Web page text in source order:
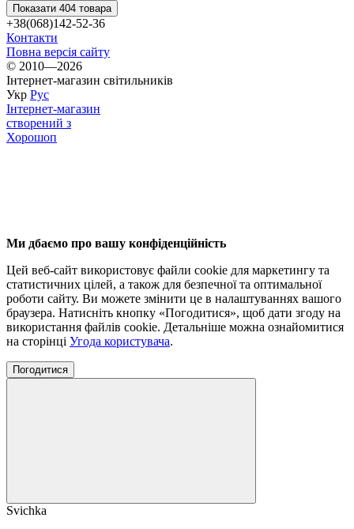
Показати 404 товара
+38(068)142-52-36
Контакти
Повна версія сайту
© 2010—2026
Інтернет-магазин світильників
Укр Рус
Інтернет-магазин
створений з
Хорошоп
Ми дбаємо про вашу конфіденційність
Цей веб-сайт використовує файли cookie для маркетингу та
статистичних цілей, а також для безпечної та оптимальної
роботи сайту. Ви можете змінити це в налаштуваннях вашого
браузера. Натисніть кнопку «Погодитися», щоб дати згоду на
використання файлів cookie. Детальніше можна ознайомитися
на сторінці Угода користувача.
Погодитися
Svichka